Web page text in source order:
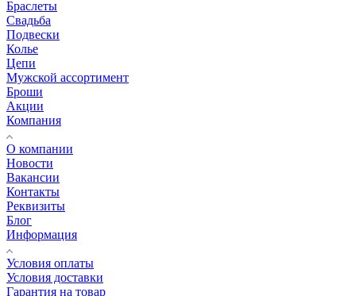
Браслеты
Свадьба
Подвески
Колье
Цепи
Мужской ассортимент
Броши
Акции
Компания
О компании
Новости
Вакансии
Контакты
Реквизиты
Блог
Информация
Условия оплаты
Условия доставки
Гарантия на товар